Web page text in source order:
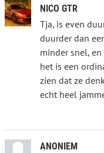
NICO GTR
Tja, is even
duurder dan
minder snel,
het is een
zien dat ze
echt heel
ANONIEM